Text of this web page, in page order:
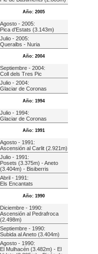
Año: 2005
Agosto - 2005:
Pica d'Estats (3.143m)
Julio - 2005:
Queralbs - Nuria
Año: 2004
Septiembre - 2004:
Coll dels Tres Pic
Julio - 2004:
Glaciar de Coronas
Año: 1994
Julio - 1994:
Glaciar de Coronas
Año: 1991
Agosto - 1991:
Ascensión al Carlit (2.921m)
Julio - 1991:
Posets (3.375m) - Aneto
(3.404m) - Bisiberris
Abril - 1991:
Els Encantats
Año: 1990
Diciembre - 1990:
Ascensión al Pedrafroca
(2.498m)
Septiembre - 1990:
Subida al Aneto (3.404m)
Agosto - 1990:
El Mulhacén (3.482m) - El